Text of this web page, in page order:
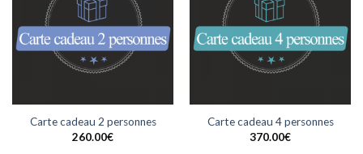
Carte cadeau 2 personnes
260.00€
Carte cadeau 4 personnes
370.00€